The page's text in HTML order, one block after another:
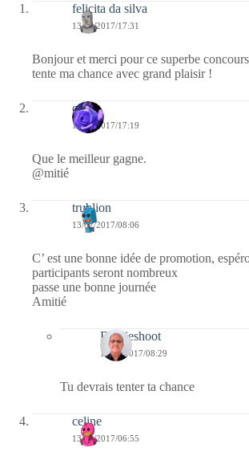
felicita da silva
13/02/2017/17:31
Bonjour et merci pour ce superbe
tente ma chance avec grand plaisir !
covix
13/02/2017/17:19
Que le meilleur gagne.
@mitié
trublion
13/02/2017/08:06
C’ est une bonne idée de promotion,
participants seront nombreux
passe une bonne journée
Amitié
Bernieshoot
14/02/2017/08:29
Tu devrais tenter ta chance
celine
13/02/2017/06:55